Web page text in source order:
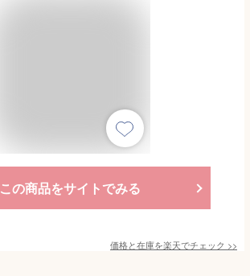
この商品をサイトでみる
価格と在庫を楽天でチェック >>